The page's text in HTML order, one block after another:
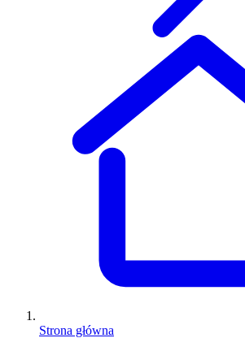
Strona główna